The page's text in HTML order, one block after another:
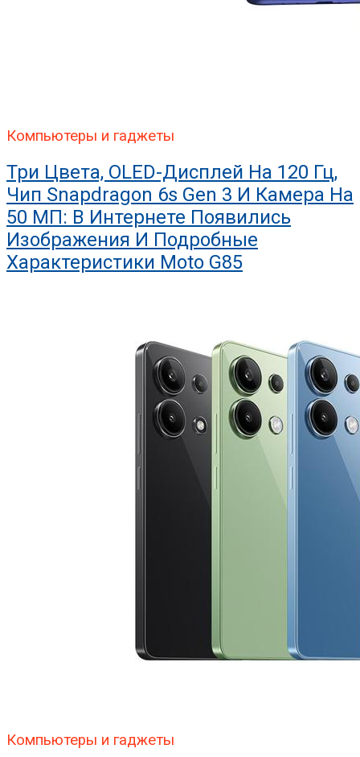
Компьютеры и гаджеты
Три Цвета, OLED-Дисплей На 120 Гц,
Чип Snapdragon 6s Gen 3 И Камера На
50 МП: В Интернете Появились
Изображения И Подробные
Характеристики Moto G85
Компьютеры и гаджеты